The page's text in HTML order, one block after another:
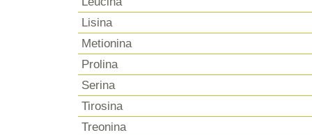
Lisina
Metionina
Prolina
Serina
Tirosina
Treonina